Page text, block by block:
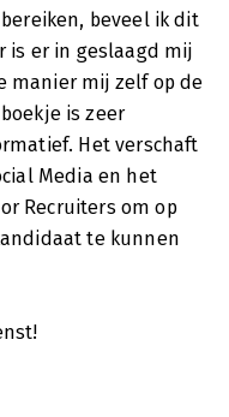
beveel ik dit
is er in geslaagd mij
manier mij zelf op de
is zeer
Het verschaft
Media en het
Recruiters om op
te kunnen